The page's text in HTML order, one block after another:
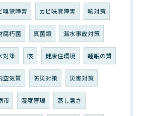
嗅覚障害 カビ味覚障害 咳対策
腐朽菌 真菌類 漏水事故対策
対策 咳 健康住環境 睡眠の質
空気質 防災対策 災害対策
市 湿度管理 蒸し暑さ